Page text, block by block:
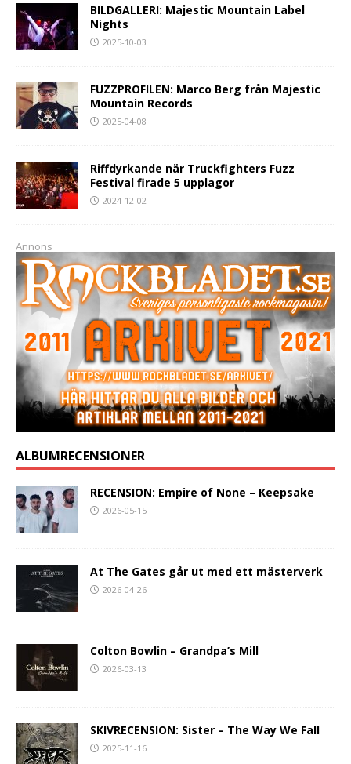
BILDGALLERI: Majestic Mountain Label
Nights
2025-10-03
FUZZPROFILEN: Marco Berg från Majestic
Mountain Records
2025-04-08
Riffdyrkande när Truckfighters Fuzz
Festival firade 5 upplagor
2024-12-02
Annons
ALBUMRECENSIONER
RECENSION: Empire of None – Keepsake
2026-05-15
At The Gates går ut med ett mästerverk
2026-04-26
Colton Bowlin – Grandpa’s Mill
2026-03-13
SKIVRECENSION: Sister – The Way We Fall
2025-11-16